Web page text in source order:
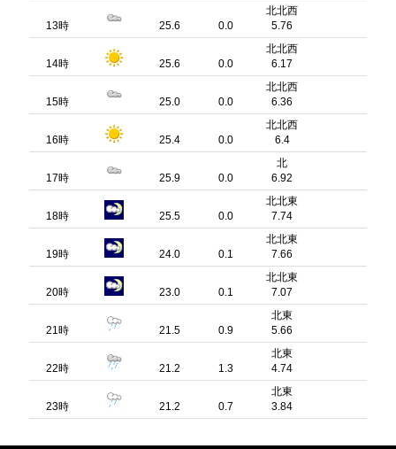
13時 25.6 0.0
北北西
5.76
14時 25.6 0.0
北北西
6.17
15時 25.0 0.0
北北西
6.36
16時 25.4 0.0
北北西
6.4
17時 25.9 0.0
北
6.92
18時 25.5 0.0
北北東
7.74
19時 24.0 0.1
北北東
7.66
20時 23.0 0.1
北北東
7.07
21時 21.5 0.9
北東
5.66
22時 21.2 1.3
北東
4.74
23時 21.2 0.7
北東
3.84